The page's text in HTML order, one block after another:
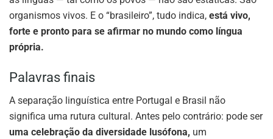
organismos vivos. E o “brasileiro”, tudo indica, está vivo,
forte e pronto para se afirmar no mundo como língua
própria.
Palavras finais
A separação linguística entre Portugal e Brasil não
significa uma rutura cultural. Antes pelo contrário: pode ser
uma celebração da diversidade lusófona, um